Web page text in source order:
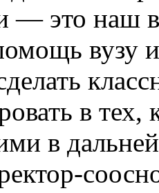
— это наш
вузу
в тех,
в